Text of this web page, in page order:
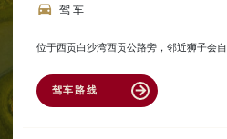
directions_car 驾车
位于西贡白沙湾西贡公路旁，邻近狮子会
驾车路线 arrow_forward